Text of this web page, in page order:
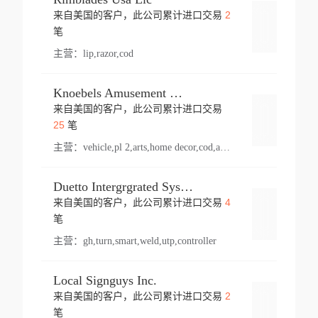
来自美国的客户，此公司累计进口交易 2
笔
主营： lip,razor,cod
Knoebels Amusement Resort
来自美国的客户，此公司累计进口交易
25笔
主营： vehicle,pl 2,arts,home decor,cod,amusement ride,sea
Duetto Intergrgrated Systems Inc.
来自美国的客户，此公司累计进口交易 4
笔
主营： gh,turn,smart,weld,utp,controller
Local Signguys Inc.
来自美国的客户，此公司累计进口交易 2
笔